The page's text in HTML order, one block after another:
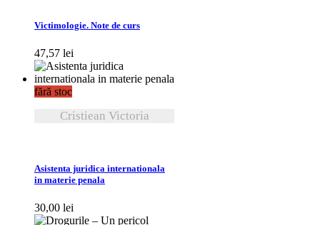
Victimologie. Note de curs
47,57 lei
fără stoc
Cristiean Victoria
Asistenta juridica internationala
in materie penala
30,00 lei